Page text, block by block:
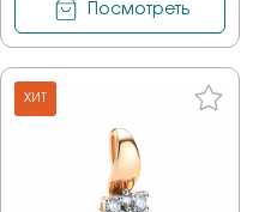
Посмотреть
ХИТ